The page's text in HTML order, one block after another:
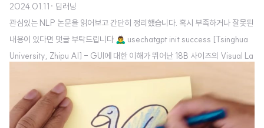
2024.01.11 · 딥러닝
관심있는 NLP 논문을 읽어보고 간단히 정리했습니다. 혹시 부족하거나 잘못된
내용이 있다면 댓글 부탁드립니다 🙇‍♂️ usechatgpt init success [Tsinghua
University, Zhipu AI] - GUI에 대한 이해가 뛰어난 18B 사이즈의 Visual La
e encoder를 동시에 사용하고 cross attention - VQA & GUI 벤치마크 둘
다에서 뛰어난 성능이 확인됨 1. Introduction 최근 LLM을 바탕으로 한 agent
의 성장세가 가파른 상황입니다. 무려 15만 개의 star를 받은 AutoGPT를 시작